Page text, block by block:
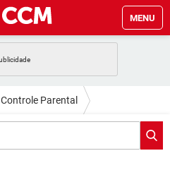
MENU
FACEBOOK
GMAIL
WHATSAPP
Controle Parental